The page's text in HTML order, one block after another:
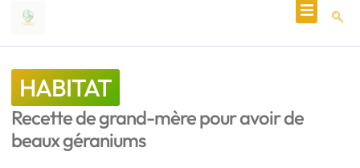
HABITAT
Recette de grand-mère pour avoir de
beaux géraniums